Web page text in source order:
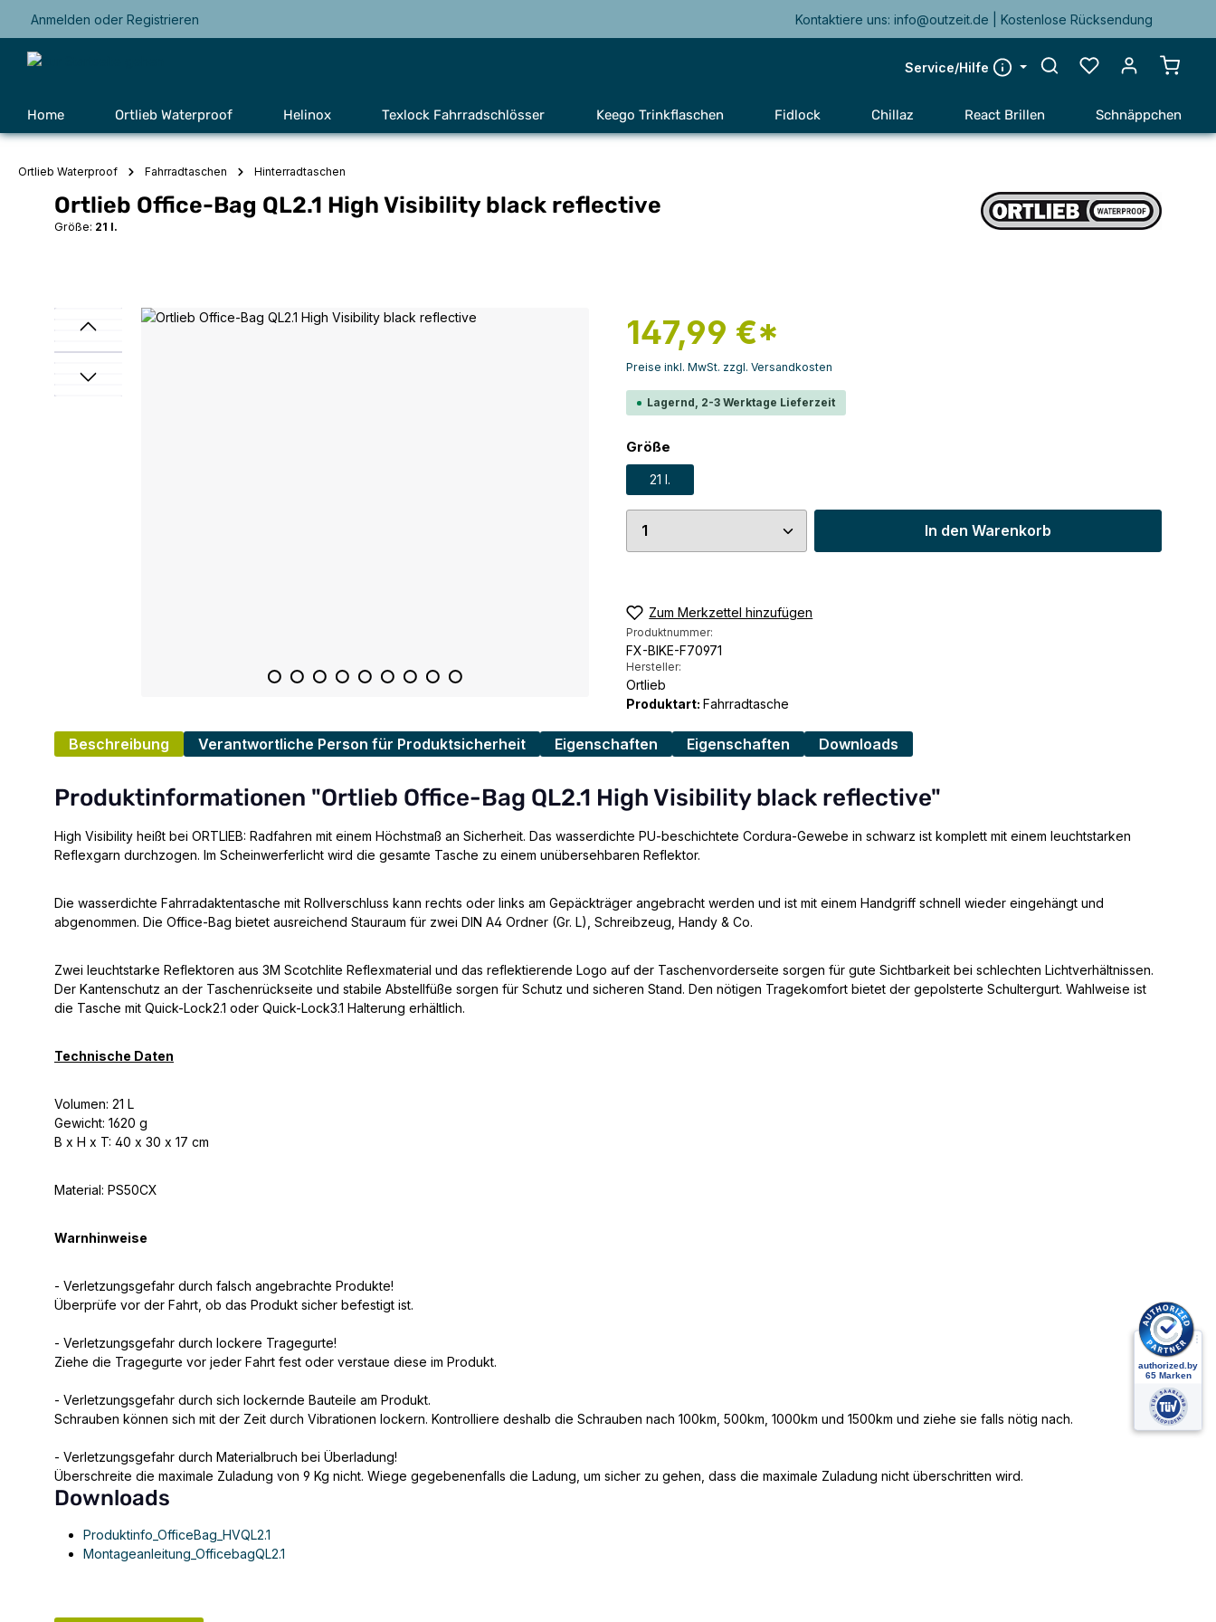
Hauptnavigation springen
Anmelden oder Registrieren Kontaktiere uns: info@outzeit.de | Kostenlose Rücksendung
Service/Hilfe
Home Ortlieb Waterproof Helinox Texlock Fahrradschlösser Keego Trinkflaschen Fidlock Chillaz React Brillen Schnäppchen
Ortlieb Waterproof Fahrradtaschen Hinterradtaschen
Ortlieb Office-Bag QL2.1 High Visibility black reflective
Größe: 21 l.
Bildergalerie überspringen 147,99 €*
Preise inkl. MwSt. zzgl. Versandkosten
Lagernd, 2-3 Werktage Lieferzeit
Größe
21 l.
Produkt Anzahl: Gib den gewünschten Wert ein oder
In den Warenkorb
Zum Merkzettel hinzufügen
Produktnummer:
FX-BIKE-F70971
Hersteller:
Ortlieb
Produktart: Fahrradtasche
Beschreibung Verantwortliche Person für Produktsicherheit Eigenschaften Eigenschaften Downloads
Produktinformationen "Ortlieb Office-Bag QL2.1 High Visibility black reflective"
High Visibility heißt bei ORTLIEB: Radfahren mit einem Höchstmaß an Sicherheit. Das wasserdichte PU-beschichtete Cordura-Gewebe in schwarz ist komplett mit einem leuchtstarken
Reflexgarn durchzogen. Im Scheinwerferlicht wird die gesamte Tasche zu einem unübersehbaren Reflektor.
Die wasserdichte Fahrradaktentasche mit Rollverschluss kann rechts oder links am Gepäckträger angebracht werden und ist mit einem Handgriff schnell wieder eingehängt und
abgenommen. Die Office-Bag bietet ausreichend Stauraum für zwei DIN A4 Ordner (Gr. L), Schreibzeug, Handy & Co.
Zwei leuchtstarke Reflektoren aus 3M Scotchlite Reflexmaterial und das reflektierende Logo auf der Taschenvorderseite sorgen für gute Sichtbarkeit bei schlechten Lichtverhältnissen.
Der Kantenschutz an der Taschenrückseite und stabile Abstellfüße sorgen für Schutz und sicheren Stand. Den nötigen Tragekomfort bietet der gepolsterte Schultergurt. Wahlweise ist
die Tasche mit Quick-Lock2.1 oder Quick-Lock3.1 Halterung erhältlich.
Technische Daten
Volumen: 21 L
Gewicht: 1620 g
B x H x T: 40 x 30 x 17 cm
Material: PS50CX
Warnhinweise
- Verletzungsgefahr durch falsch angebrachte Produkte!
Überprüfe vor der Fahrt, ob das Produkt sicher befestigt ist.
- Verletzungsgefahr durch lockere Tragegurte!
Ziehe die Tragegurte vor jeder Fahrt fest oder verstaue diese im Produkt.
- Verletzungsgefahr durch sich lockernde Bauteile am Produkt.
Schrauben können sich mit der Zeit durch Vibrationen lockern. Kontrolliere deshalb die Schrauben nach 100km, 500km, 1000km und 1500km und ziehe sie falls nötig nach.
- Verletzungsgefahr durch Materialbruch bei Überladung!
Überschreite die maximale Zuladung von 9 Kg nicht. Wiege gegebenenfalls die Ladung, um sicher zu gehen, dass die maximale Zuladung nicht überschritten wird.
Downloads
Produktinfo_OfficeBag_HVQL2.1
Montageanleitung_OfficebagQL2.1